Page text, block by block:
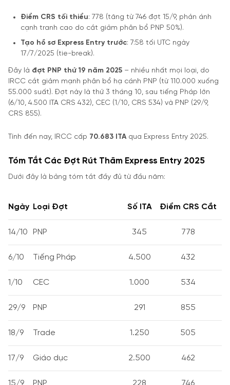
Điểm CRS tối thiểu: 778 (tăng từ 746 đợt 15/9, phản ánh
cạnh tranh cao do cắt giảm phân bổ PNP 50%).
Tạo hồ sơ Express Entry trước: 7:58 tối UTC ngày
17/7/2025 (tie-break).
Đây là đợt PNP thứ 19 năm 2025 – nhiều nhất mọi loại, do
IRCC cắt giảm mạnh phân bổ hạ cánh PNP (từ 110.000 xuống
55.000 suất). Đợt này là thứ 3 tháng 10, sau tiếng Pháp lớn
(6/10, 4.500 ITA CRS 432), CEC (1/10, CRS 534) và PNP (29/9,
CRS 855).
Tính đến nay, IRCC cấp 70.683 ITAqua Express Entry 2025.
Tóm Tắt Các Đợt Rút Thăm Express Entry 2025
Dưới đây là bảng tóm tắt đầy đủ từ đầu năm:
Ngày Loại Đợt Số ITA Điểm CRS Cắt
14/10 PNP 345 778
6/10 Tiếng Pháp 4.500 432
1/10 CEC 1.000 534
29/9 PNP 291 855
18/9 Trade 1.250 505
17/9 Giáo dục 2.500 462
15/9 PNP 228 746